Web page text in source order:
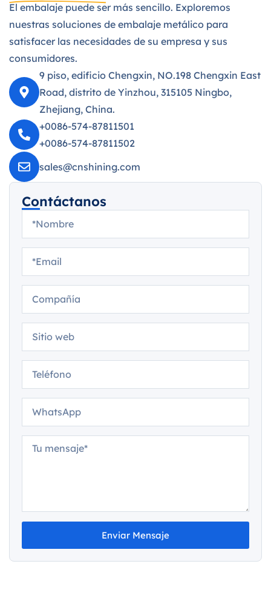
El embalaje puede ser más sencillo. Exploremos
nuestras soluciones de embalaje metálico para
satisfacer las necesidades de su empresa y sus
consumidores.
9 piso, edificio Chengxin, NO.198 Chengxin East
Road, distrito de Yinzhou, 315105 Ningbo,
Zhejiang, China.
+0086-574-87811501
+0086-574-87811502
sales@cnshining.com
Contáctanos
Enviar Mensaje